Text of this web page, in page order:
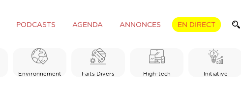
PODCASTS AGENDA ANNONCES EN DIRECT
Environnement Faits Divers High-tech Initiative